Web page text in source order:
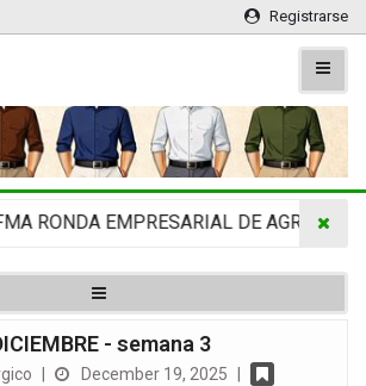
Registrarse
RONDA EMPRESARIAL DE AGRINOVA EN
- semana 3
December 19, 2025